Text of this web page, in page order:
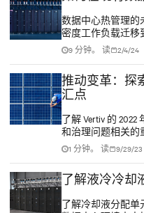
数据中心热管理
密度工作负载迁移
9 分钟。 读 2/4/24
推动变革：探
汇点
了解 Vertiv 的
和治理问题相关的
1 分钟。 读 9/29/23
了解液冷冷却
了解冷却液分配单